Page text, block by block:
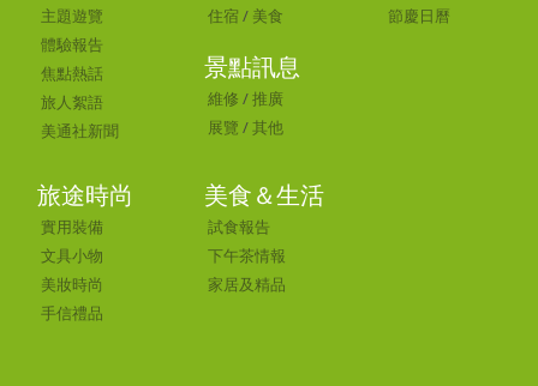
主題遊覽
體驗報告
焦點熱話
旅人絮語
美通社新聞
住宿 / 美食
景點訊息
維修 /推廣
展覽 /其他
節慶日曆
旅途時尚
實用裝備
文具小物
美妝時尚
手信禮品
美食＆生活
試食報告
下午茶情報
家居及精品